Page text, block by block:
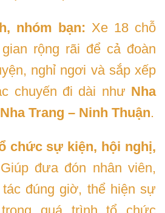
nhóm bạn: Xe 18 chỗ
rộng rãi để cả đoàn
nghỉ ngơi và sắp xếp
chuyến đi dài như Nha
Trang – Ninh Thuận.
chức sự kiện, hội nghị,
Giúp đưa đón nhân viên,
đúng giờ, thể hiện sự